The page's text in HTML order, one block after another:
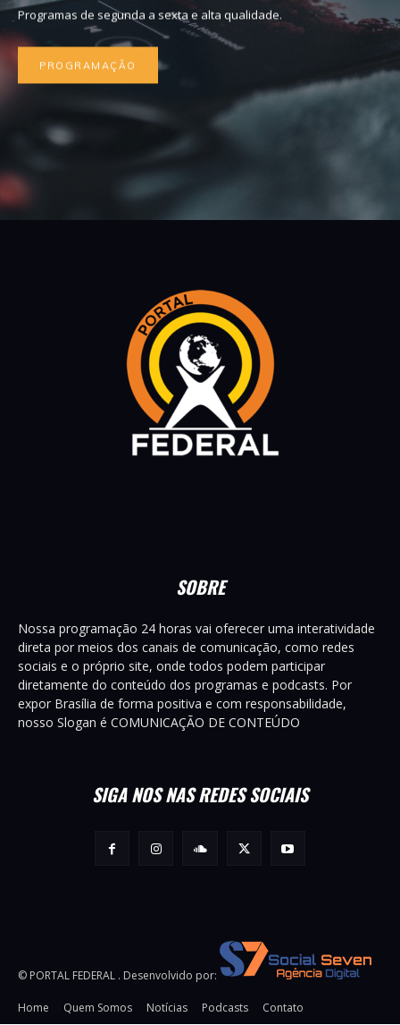
Programas de segunda a sexta e alta qualidade.
PROGRAMAÇÃO
SOBRE
Nossa programação 24 horas vai oferecer uma interatividade
direta por meios dos canais de comunicação, como redes
sociais e o próprio site, onde todos podem participar
diretamente do conteúdo dos programas e podcasts. Por
expor Brasília de forma positiva e com responsabilidade,
nosso Slogan é COMUNICAÇÃO DE CONTEÚDO
SIGA NOS NAS REDES SOCIAIS
© PORTAL FEDERAL . Desenvolvido por:
Home Quem Somos Notícias Podcasts Contato